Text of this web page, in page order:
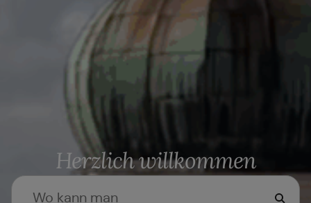
Herzlich willkommen